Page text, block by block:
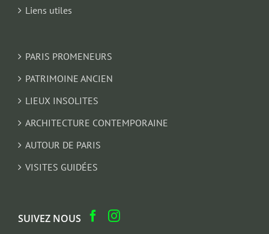
Liens utiles
PARIS PROMENEURS
PATRIMOINE ANCIEN
LIEUX INSOLITES
ARCHITECTURE CONTEMPORAINE
AUTOUR DE PARIS
VISITES GUIDÉES
SUIVEZ NOUS